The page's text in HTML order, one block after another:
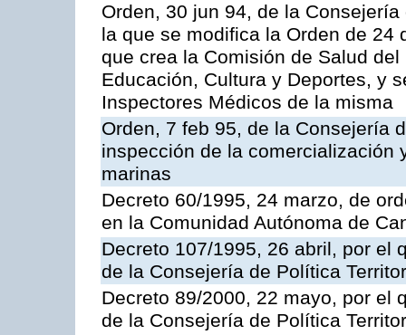
Orden, 30 jun 94, de la
la que se modifica la Orden de 24
que crea la Comisión de Salud
Educación, Cultura y Deportes, y
Inspectores Médicos de la misma
Orden, 7 feb 95, de la Consejería
inspección de la comercialización
marinas
Decreto 60/1995, 24 marzo, de
en la Comunidad Autónoma de
Decreto 107/1995, 26 abril, por el
de la Consejería de Política
Decreto 89/2000, 22 mayo, por el
de la Consejería de Política